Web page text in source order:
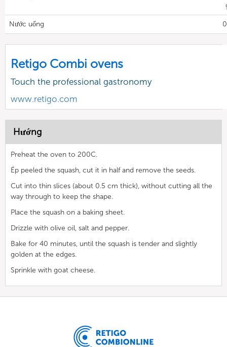
Nước uống
Retigo Combi ovens
Touch the professional gastronomy
www.retigo.com
Hướng
Preheat the oven to 200C.
Ép peeled the squash, cut it in half and remove the seeds.
Cut into thin slices (about 0.5 cm thick), without cutting all the
way through to keep the shape.
Place the squash on a baking sheet.
Drizzle with olive oil, salt and pepper.
Bake for 40 minutes, until the squash is tender and slightly
golden at the edges.
Sprinkle with goat cheese.